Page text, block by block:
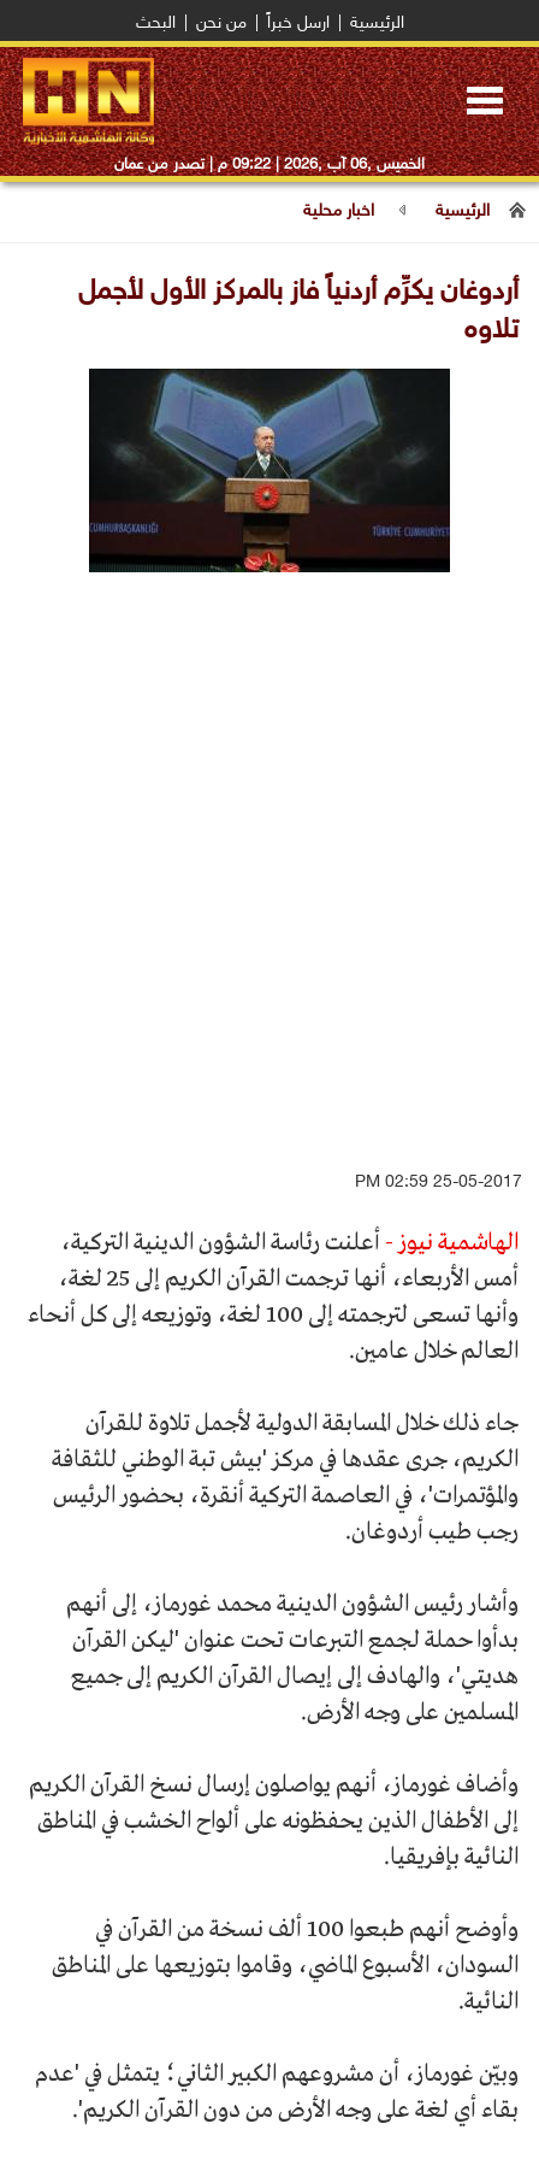
الرئيسية ارسل خبراً من نحن البحث
Toggle
navigation
الخميس ,06 آب ,2026 | 09:22 م | تصدر من عمان
الرئيسية اخبار محلية
أردوغان يكرِّم أردنياً فاز بالمركز الأول لأجمل
تلاوه
25-05-2017 02:59 PM
الهاشمية نيوز - أعلنت رئاسة الشؤون الدينية التركية،
أمس الأربعاء، أنها ترجمت القرآن الكريم إلى 25 لغة،
وأنها تسعى لترجمته إلى 100 لغة، وتوزيعه إلى كل أنحاء
العالم خلال عامين.
جاء ذلك خلال المسابقة الدولية لأجمل تلاوة للقرآن
الكريم، جرى عقدها في مركز 'بيش تبة الوطني للثقافة
والمؤتمرات'، في العاصمة التركية أنقرة، بحضور الرئيس
رجب طيب أردوغان.
وأشار رئيس الشؤون الدينية محمد غورماز، إلى أنهم
بدأوا حملة لجمع التبرعات تحت عنوان 'ليكن القرآن
هديتي'، والهادف إلى إيصال القرآن الكريم إلى جميع
المسلمين على وجه الأرض.
وأضاف غورماز، أنهم يواصلون إرسال نسخ القرآن الكريم
إلى الأطفال الذين يحفظونه على ألواح الخشب في المناطق
النائية بإفريقيا.
وأوضح أنهم طبعوا 100 ألف نسخة من القرآن في
السودان، الأسبوع الماضي، وقاموا بتوزيعها على المناطق
النائية.
وبيّن غورماز، أن مشروعهم الكبير الثاني؛ يتمثل في 'عدم
بقاء أي لغة على وجه الأرض من دون القرآن الكريم'.